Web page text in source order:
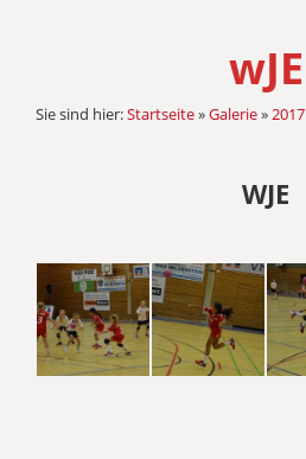
wJE
Sie sind hier:Startseite»Galerie»2017
WJE